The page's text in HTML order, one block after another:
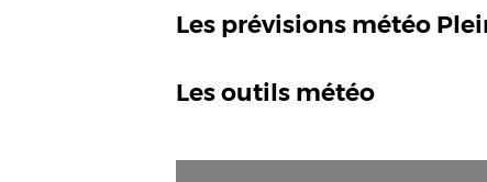
Les prévisions météo
Les outils météo